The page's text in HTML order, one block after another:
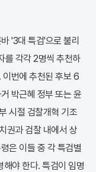
'3대 특검'으로 불리
를 각각 2명씩 추천하
이번에 추천된 후보 6
박근혜 정부 또는 윤
시절 검찰개혁 기조
권과 검찰 내에서 상
은 이들 중 각 특검별
야 한다. 특검이 임명